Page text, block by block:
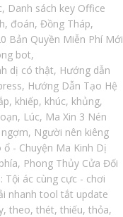
, Danh sách key Office
, đoán, Đồng Tháp,
Bản Quyền Miễn Phí Mới
bot,
dị có thật, Hướng dẫn
, Hướng Dẫn Tạo Hệ
, khiếp, khúc, khủng,
, Lúc, Ma Xin 3 Nén
ngợm, Người nên kiêng
- Chuyện Ma Kinh Dị
phía, Phong Thủy Cửa Đối
Tội ác cùng cực - chơi
nhanh tool tắt update
, theo, thét, thiếu, thỏa,